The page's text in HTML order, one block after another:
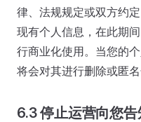
律、法规规定或双方约
现有个人信息，在此期
行商业化使用。当您的
将会对其进行删除或匿名
6.3 停止运营向您告